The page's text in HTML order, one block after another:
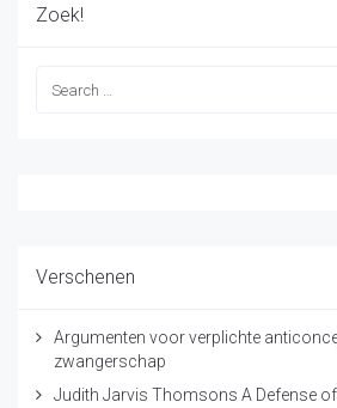
Zoek!
Verschenen
Argumenten voor verplichte
zwangerschap
Judith Jarvis Thomsons A Defense